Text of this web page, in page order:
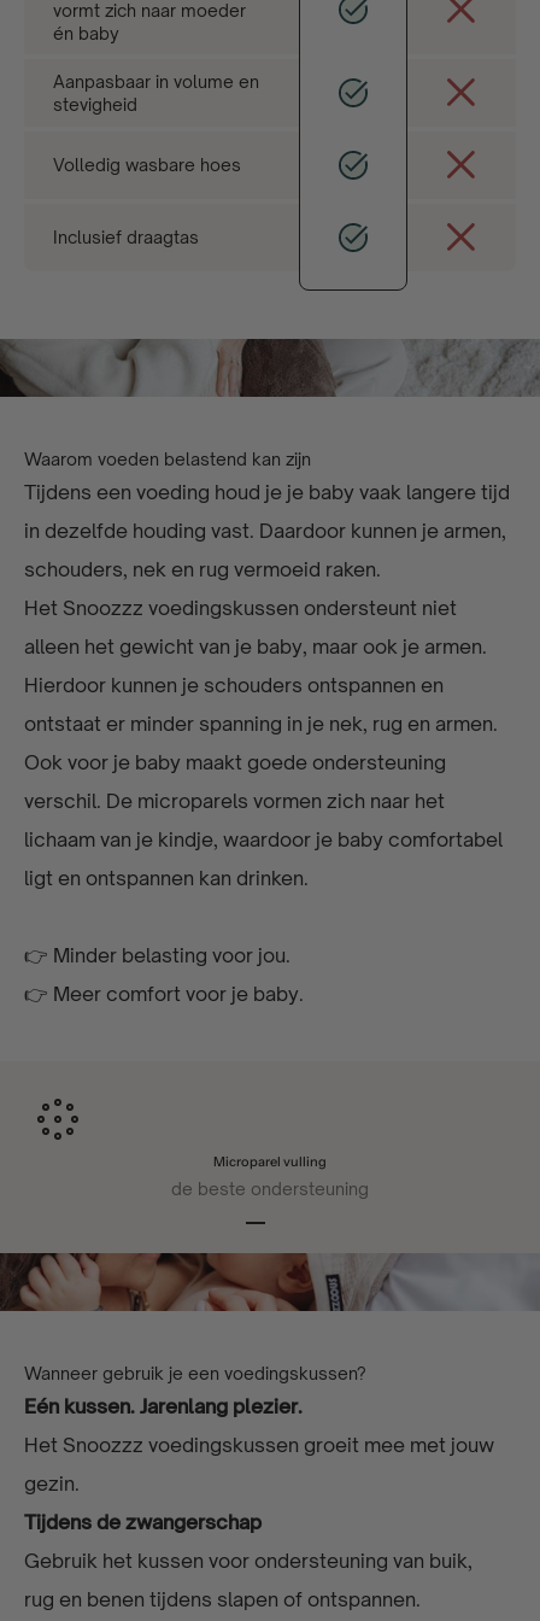
vormt zich naar moeder
én baby
Aanpasbaar in volume en
stevigheid
Volledig wasbare hoes
Inclusief draagtas
Waarom voeden belastend kan zijn
Tijdens een voeding houd je je baby vaak langere tijd
in dezelfde houding vast. Daardoor kunnen je armen,
schouders, nek en rug vermoeid raken.
Het Snoozzz voedingskussen ondersteunt niet
alleen het gewicht van je baby, maar ook je armen.
Hierdoor kunnen je schouders ontspannen en
ontstaat er minder spanning in je nek, rug en armen.
Ook voor je baby maakt goede ondersteuning
verschil. De microparels vormen zich naar het
lichaam van je kindje, waardoor je baby comfortabel
ligt en ontspannen kan drinken.
👉 Minder belasting voor jou.
👉 Meer comfort voor je baby.
Microparel vulling
de beste ondersteuning
Wanneer gebruik je een voedingskussen?
Eén kussen. Jarenlang plezier.
Het Snoozzz voedingskussen groeit mee met jouw
gezin.
Tijdens de zwangerschap
Gebruik het kussen voor ondersteuning van buik,
rug en benen tijdens slapen of ontspannen.